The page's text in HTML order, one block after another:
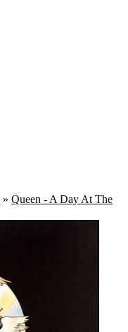
» Queen - A Day At The